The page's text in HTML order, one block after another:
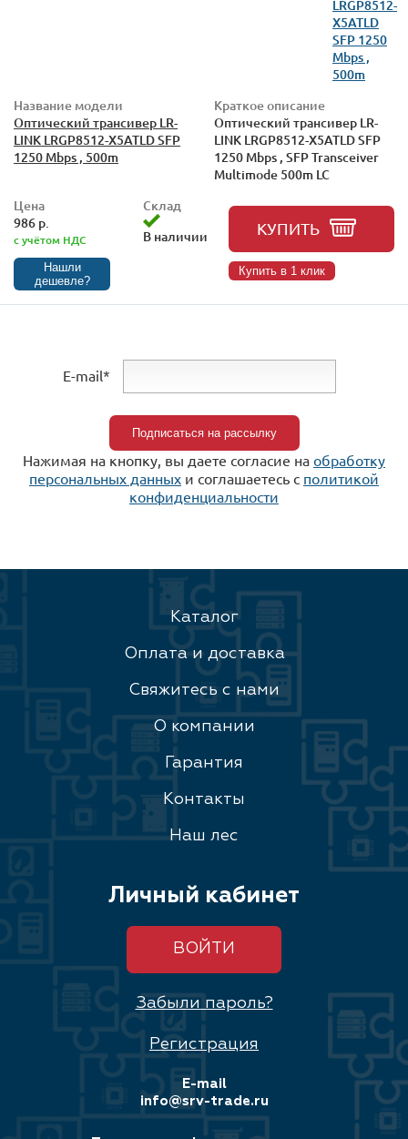
Название модели
Оптический трансивер LR-
LINK LRGP8512-X5ATLD SFP
1250 Mbps , 500m
Краткое описание
Оптический трансивер LR-
LINK LRGP8512-X5ATLD SFP
1250 Mbps , SFP Transceiver
Multimode 500m LC
Цена
986 р.
с учётом НДС
Нашли
дешевле?
Склад
В наличии
КУПИТЬ
Купить в 1 клик
E-mail*
Нажимая на кнопку, вы даете согласие на обработку
персональных данных и соглашаетесь c политикой
конфиденциальности
Каталог
Оплата и доставка
Свяжитесь с нами
О компании
Гарантия
Контакты
Наш лес
Личный кабинет
ВОЙТИ
Забыли пароль?
Регистрация
E-mail
info@srv-trade.ru